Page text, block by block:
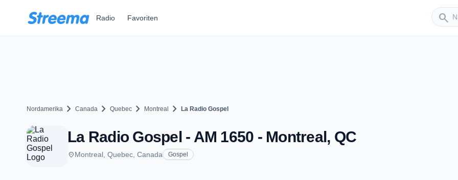
Radio Favoriten search
Nordamerika chevron_right Canada chevron_right Quebec chevron_right Montreal chevron_right La Radio Gospel
La Radio Gospel - AM 1650 - Montreal, QC
placeMontreal, Quebec, Canada Gospel